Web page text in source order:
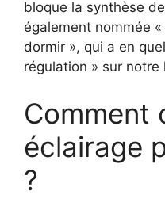
bloque la synthèse
également nommée
dormir », qui a en
régulation » sur notre
Comment
éclairage
?